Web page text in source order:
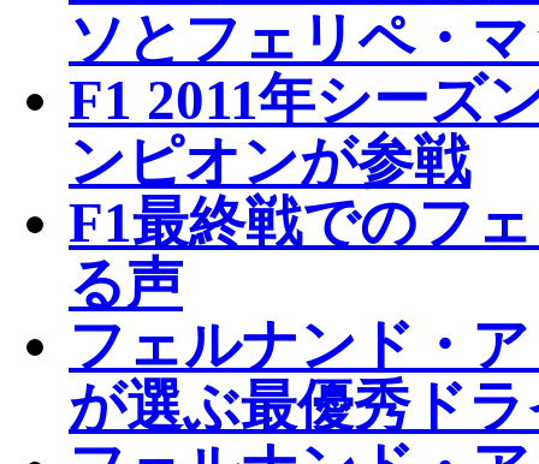
ソとフェリペ・
F1 2011年シーズ
ンピオンが参戦
F1最終戦でのフ
る声
フェルナンド・
が選ぶ最優秀ド